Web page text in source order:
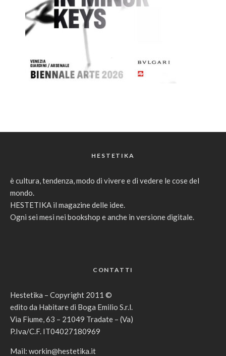
HESTETIKA
è cultura, tendenza, modo di vivere e di vedere le cose del
mondo.
HESTETIKA il magazine delle idee.
Ogni sei mesi nei bookshop e anche in versione digitale.
CONTATTI
Hestetika – Copyright 2011 ©
edito da Habitare di Boga Emilio S.r.l.
Via Fiume, 63 – 21049 Tradate – (Va)
P.Iva/C.F. IT04027180969
Mail: workin@hestetika.it